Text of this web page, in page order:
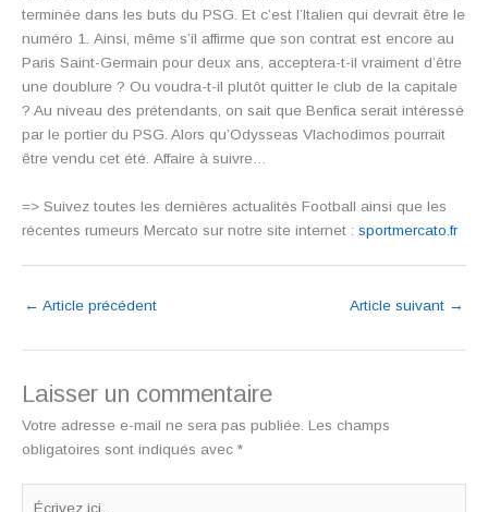
terminée dans les buts du PSG. Et c’est l’Italien qui devrait être le
numéro 1. Ainsi, même s’il affirme que son contrat est encore au
Paris Saint-Germain pour deux ans, acceptera-t-il vraiment d’être
une doublure ? Ou voudra-t-il plutôt quitter le club de la capitale
? Au niveau des prétendants, on sait que Benfica serait intéressé
par le portier du PSG. Alors qu’Odysseas Vlachodimos pourrait
être vendu cet été. Affaire à suivre…
=> Suivez toutes les dernières actualités Football ainsi que les
récentes rumeurs Mercato sur notre site internet : sportmercato.fr
← Article précédent Article suivant →
Laisser un commentaire
Votre adresse e-mail ne sera pas publiée. Les champs
obligatoires sont indiqués avec *